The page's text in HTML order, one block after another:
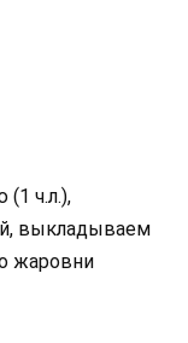
ч.л.),
выкладываем
жаровни